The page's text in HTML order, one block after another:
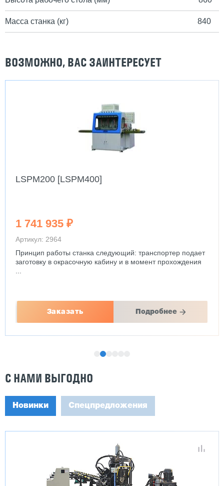
Масса станка (кг) 840
ВОЗМОЖНО, ВАС ЗАИНТЕРЕСУЕТ
LSPM200 [LSPM400]
1 741 935 ₽
Артикул: 2964
Принцип работы станка следующий: транспортер подает
заготовку в окрасочную кабину и в момент прохождения
Заказать Подробнее
С НАМИ ВЫГОДНО
Новинки Спецпредложения